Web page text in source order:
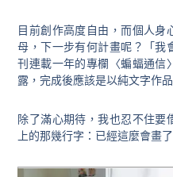
目前創作高度自由，而個人身
母，下一步有何計畫呢？「我
刊連載一年的專欄〈蝙蝠通信
露，完成後應該是以純文字作
除了滿心期待，我也忍不住要
上的那幾行字：已經這麼會畫